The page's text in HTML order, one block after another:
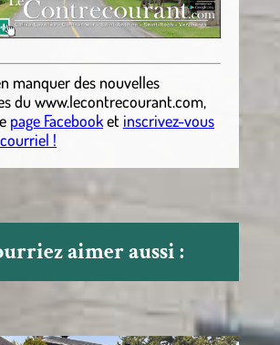
manquer des nouvelles
du www.lecontrecourant.com,
page Facebooket inscrivez-vous
!
aimer aussi :